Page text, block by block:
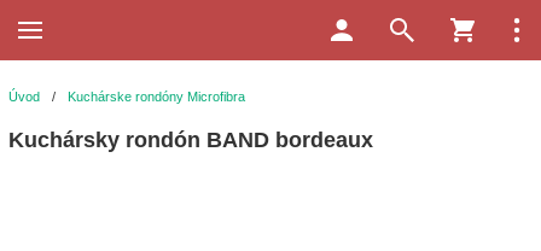
Úvod / Kuchárske rondóny Microfibra
Kuchársky rondón BAND bordeaux